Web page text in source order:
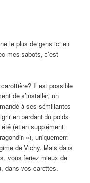
le plus de gens ici en
mes sabots, c’est
Il est possible
de s’installer, un
à ses sémillantes
en perdant du poids
(et en supplément
»), uniquement
de Vichy. Mais dans
vous feriez mieux de
dans vos carottes.